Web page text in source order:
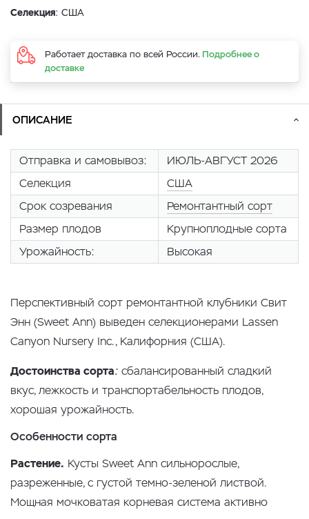
Селекция: США
Работает доставка по всей России. Подробнее о
доставке
ОПИСАНИЕ
Отправка и самовывоз:
ИЮЛЬ-АВГУСТ 2026
Селекция
США
Срок созревания
Ремонтантный сорт
Размер плодов
Крупноплодные сорта
Урожайность:
Высокая
Перспективный сорт ремонтантной клубники Свит
Энн (Sweet Ann) выведен селекционерами Lassen
Canyon Nursery Inc., Калифорния (США).
Достоинства сорта: сбалансированный сладкий
вкус, лежкость и транспортабельность плодов,
хорошая урожайность.
Особенности сорта
Растение. Кусты Sweet Ann сильнорослые,
разреженные, с густой темно-зеленой листвой.
Мощная мочковатая корневая система активно